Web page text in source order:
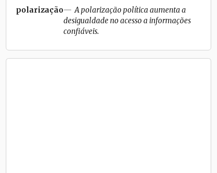
polarização
A polarização política aumenta a
desigualdade no acesso a informações
confiáveis.